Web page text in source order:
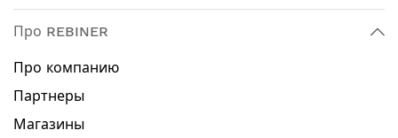
Про REBINER
Про компанию
Партнеры
Магазины